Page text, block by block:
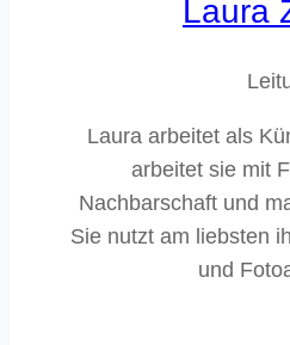
Laura
Laura arbeitet als
arbeitet sie mit
Nachbarschaft und
Sie nutzt am liebsten
und